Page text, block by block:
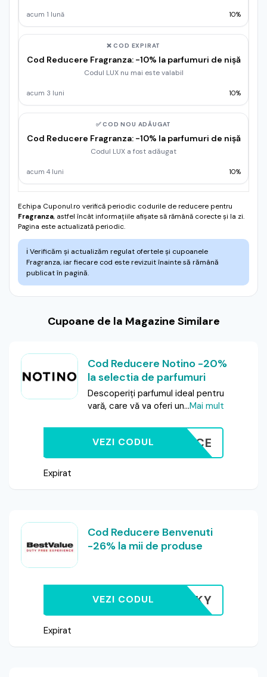
acum 1 lună 10%
❌ COD EXPIRAT
Cod Reducere Fragranza: -10% la parfumuri de nișă
Codul LUX nu mai este valabil
acum 3 luni 10%
✅ COD NOU ADĂUGAT
Cod Reducere Fragranza: -10% la parfumuri de nișă
Codul LUX a fost adăugat
acum 4 luni 10%
Echipa Cuponul.ro verifică periodic codurile de reducere pentru
Fragranza, astfel încât informațiile afișate să rămână corecte și la zi.
Pagina este actualizată periodic.
ℹ️ Verificăm și actualizăm regulat ofertele și cupoanele
Fragranza, iar fiecare cod este revizuit înainte să rămână
publicat în pagină.
Cupoane de la Magazine Similare
Cod Reducere Notino -20%
la selectia de parfumuri
Descoperiți parfumul ideal pentru
vară, care vă va oferi un...Mai mult
FRAGRANCE
VEZI CODUL
Expirat
Cod Reducere Benvenuti
-26% la mii de produse
LUCKY
VEZI CODUL
Expirat